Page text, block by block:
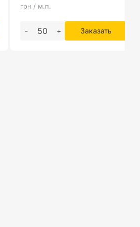
грн / м.п.
- + Заказать